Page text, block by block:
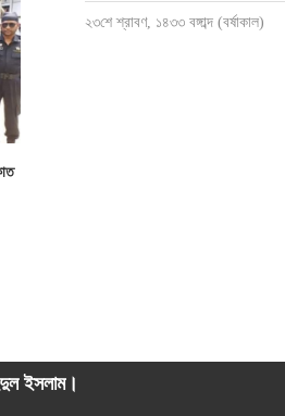
২৩শে শ্রাবণ, ১৪৩৩ বঙ্গাব্দ (বর্ষাকাল)
ইসলাম।